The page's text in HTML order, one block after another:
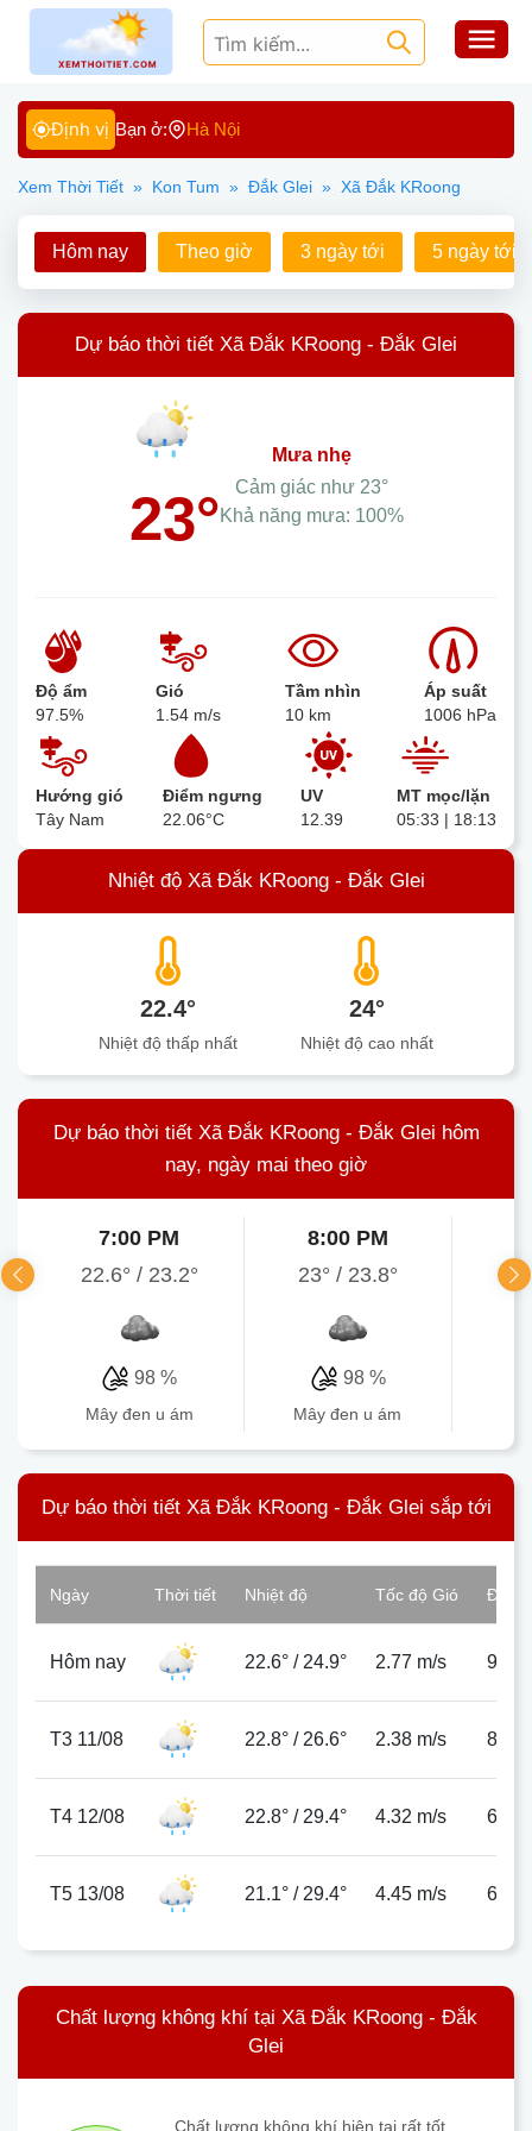
Định vị Bạn ở: Hà Nội
Xem Thời Tiết » Kon Tum » Đắk Glei » Xã Đắk KRoong
Hôm nay Theo giờ 3 ngày tới 5 ngày tới
Dự báo thời tiết Xã Đắk KRoong - Đắk Glei
23°
mưa nhẹ
Cảm giác như 23°
Khả năng mưa: 100%
Độ ẩm
97.5%
Gió
1.54 m/s
Tầm nhìn
10 km
Áp suất
1006 hPa
Hướng gió
Tây Nam
Điểm ngưng
22.06°C
UV
12.39
MT mọc/lặn
05:33 | 18:13
Nhiệt độ Xã Đắk KRoong - Đắk Glei
22.4°
Nhiệt độ thấp nhất
24°
Nhiệt độ cao nhất
Dự báo thời tiết Xã Đắk KRoong - Đắk Glei hôm
nay, ngày mai theo giờ
7:00 PM
22.6° / 23.2°
98 %
mây đen u ám
8:00 PM
23° / 23.8°
98 %
mây đen u ám
Dự báo thời tiết Xã Đắk KRoong - Đắk Glei sắp tới
Ngày Thời tiết Nhiệt độ Tốc độ Gió Độ
Hôm nay 22.6° / 24.9° 2.77 m/s 97%
T3 11/08 22.8° / 26.6° 2.38 m/s 85%
T4 12/08 22.8° / 29.4° 4.32 m/s 67%
T5 13/08 21.1° / 29.4° 4.45 m/s 65%
Chất lượng không khí tại Xã Đắk KRoong - Đắk
Glei
Chất lượng không khí hiện tại rất tốt,